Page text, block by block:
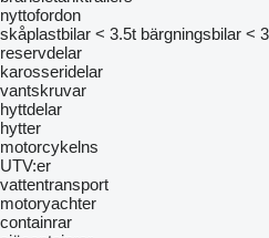
nyttofordon
skåplastbilar < 3.5t bärgningsbilar <
reservdelar
karosseridelar
vantskruvar
hyttdelar
hytter
motorcykelns
UTV:er
vattentransport
motoryachter
containrar